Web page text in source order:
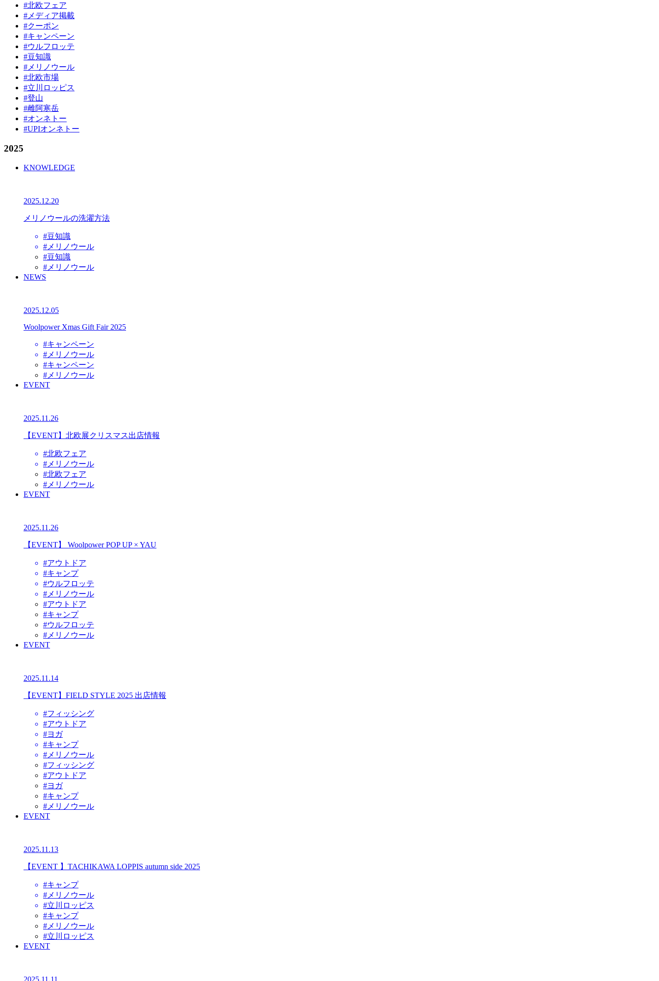
#北欧フェア
#メディア掲載
#クーポン
#キャンペーン
#ウルフロッテ
#豆知識
#メリノウール
#北欧市場
#立川ロッピス
#登山
#雌阿寒岳
#オンネトー
#UPIオンネトー
2025
KNOWLEDGE
2025.12.20
メリノウールの洗濯方法
#豆知識
#メリノウール
#豆知識
#メリノウール
NEWS
2025.12.05
Woolpower Xmas Gift Fair 2025
#キャンペーン
#メリノウール
#キャンペーン
#メリノウール
EVENT
2025.11.26
【EVENT】北欧展クリスマス出店情報
#北欧フェア
#メリノウール
#北欧フェア
#メリノウール
EVENT
2025.11.26
【EVENT】 Woolpower POP UP × YAU
#アウトドア
#キャンプ
#ウルフロッテ
#メリノウール
#アウトドア
#キャンプ
#ウルフロッテ
#メリノウール
EVENT
2025.11.14
【EVENT】FIELD STYLE 2025 出店情報
#フィッシング
#アウトドア
#ヨガ
#キャンプ
#メリノウール
#フィッシング
#アウトドア
#ヨガ
#キャンプ
#メリノウール
EVENT
2025.11.13
【EVENT 】TACHIKAWA LOPPIS autumn side 2025
#キャンプ
#メリノウール
#立川ロッピス
#キャンプ
#メリノウール
#立川ロッピス
EVENT
2025.11.11